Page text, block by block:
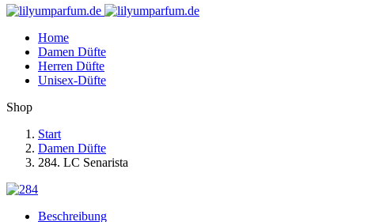
Home
Damen Düfte
Herren Düfte
Unisex-Düfte
Shop
Start
Damen Düfte
284. LC Senarista
Beschreibung